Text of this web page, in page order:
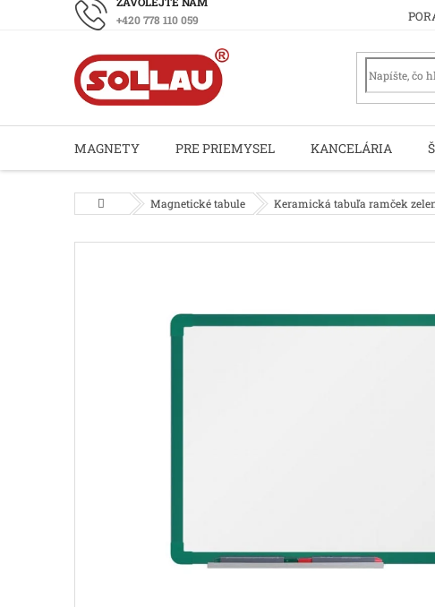
+420 778 110 059
MAGNETY PRE PRIEMYSEL KANCELÁRIA
DomovMagnetické tabule Keramická tabuľa ramček